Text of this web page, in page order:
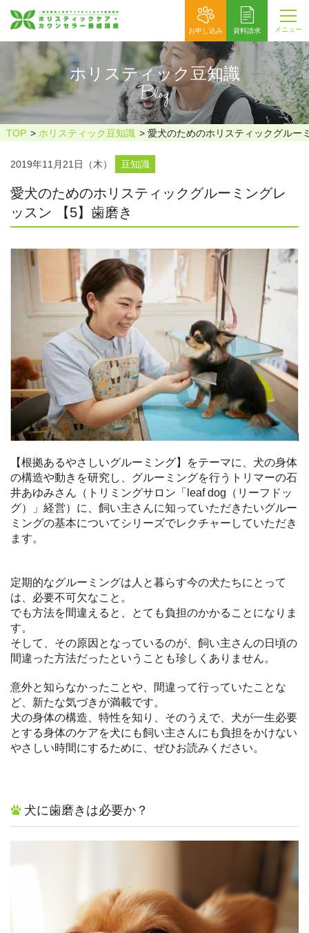
お申し込み 資料請求 メニュー
ホリスティック豆知識
Blog
TOP ホリスティック豆知識 愛犬のためのホリスティックグルー
2019年11月21日（木） 豆知識
愛犬のためのホリスティックグルーミングレ
ッスン 【5】歯磨き
【根拠あるやさしいグルーミング】をテーマに、犬の身体
の構造や動きを研究し、グルーミングを行うトリマーの石
井あゆみさん（トリミングサロン「leaf dog（リーフドッ
グ）」経営）に、飼い主さんに知っていただきたいグルー
ミングの基本についてシリーズでレクチャーしていただき
ます。
定期的なグルーミングは人と暮らす今の犬たちにとって
は、必要不可欠なこと。
でも方法を間違えると、とても負担のかかることになりま
す。
そして、その原因となっているのが、飼い主さんの日頃の
間違った方法だったということも珍しくありません。
意外と知らなかったことや、間違って行っていたことな
ど、新たな気づきが満載です。
犬の身体の構造、特性を知り、そのうえで、犬が一生必要
とする身体のケアを犬にも飼い主さんにも負担をかけない
やさしい時間にするために、ぜひお読みください。
犬に歯磨きは必要か？